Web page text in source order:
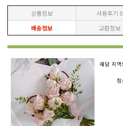
상품정보 사용후기 0
배송정보
교환정보